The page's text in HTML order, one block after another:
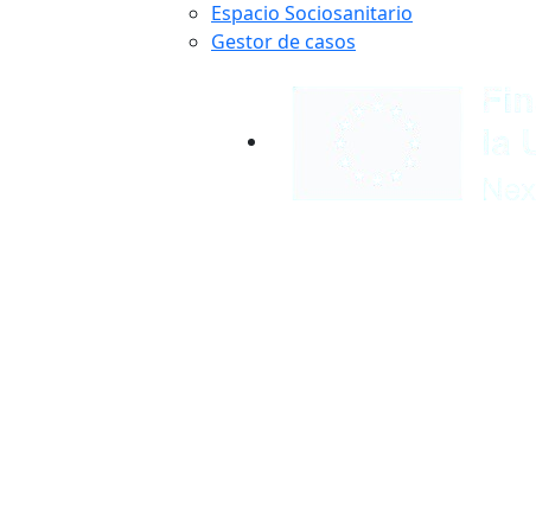
Espacio Sociosanitario
Gestor de casos